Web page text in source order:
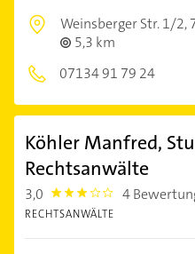
Weinsberger Str. 1/2,
5,3 km
07134 91 79 24
Köhler Manfred,
Rechtsanwälte
3,0 3.0 4
RECHTSANWÄLTE